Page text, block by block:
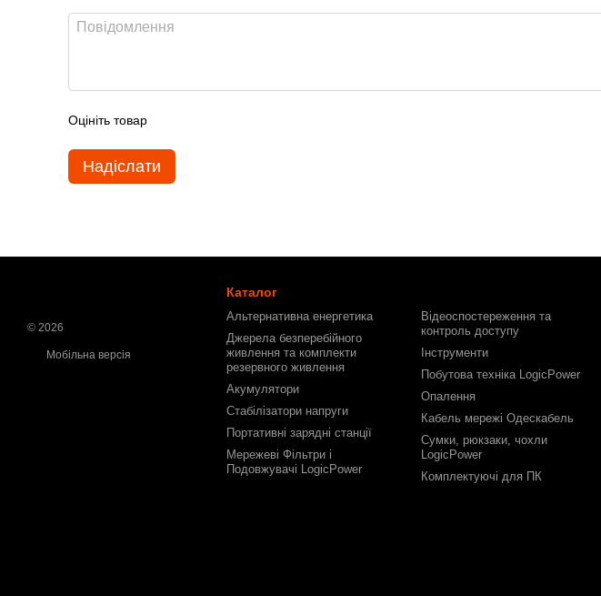
Оцініть товар
Надіслати
© 2026
Мобільна версія
Каталог
Альтернативна енергетика
Джерела безперебійного
живлення та комплекти
резервного живлення
Акумулятори
Стабілізатори напруги
Портативні зарядні станції
Мережеві Фільтри і
Подовжувачі LogicPower
Відеоспостереження та
контроль доступу
Інструменти
Побутова техніка LogicPower
Опалення
Кабель мережі Одескабель
Сумки, рюкзаки, чохли
LogicPower
Комплектуючі для ПК